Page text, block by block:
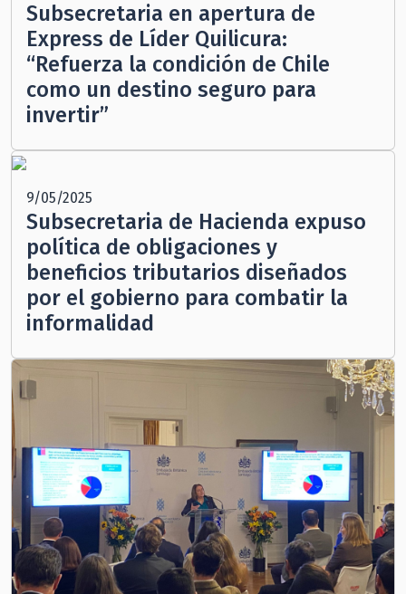
Subsecretaria en apertura de
Express de Líder Quilicura:
“Refuerza la condición de Chile
como un destino seguro para
invertir”
9/05/2025
Subsecretaria de Hacienda expuso
política de obligaciones y
beneficios tributarios diseñados
por el gobierno para combatir la
informalidad